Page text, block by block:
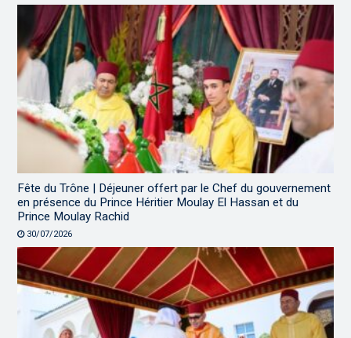
Fête du Trône | Déjeuner offert par le Chef du gouvernement
en présence du Prince Héritier Moulay El Hassan et du
Prince Moulay Rachid
30/07/2026